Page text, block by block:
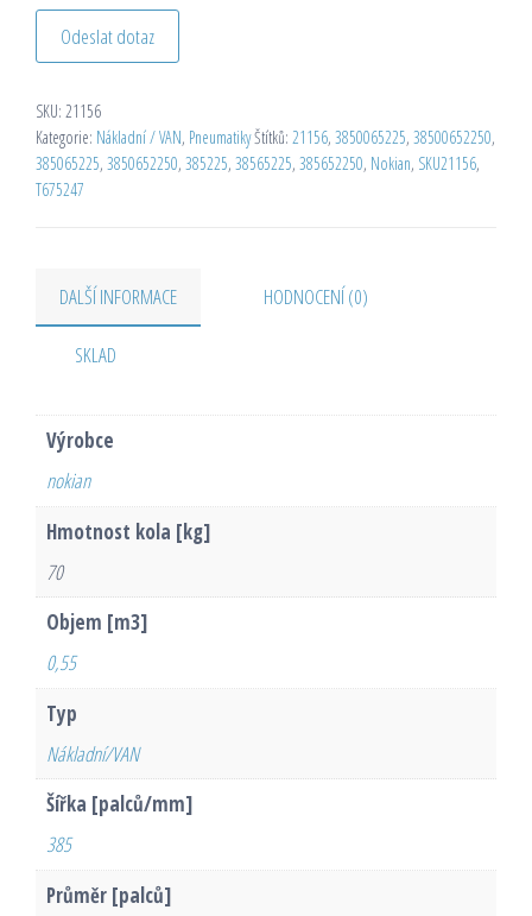
Odeslat dotaz
SKU: 21156
Kategorie: Nákladní / VAN, PneumatikyŠtítků: 21156, 3850065225, 38500652250,
385065225, 3850652250, 385225, 38565225, 385652250, Nokian, SKU21156,
T675247
DALŠÍ INFORMACE HODNOCENÍ (0)
SKLAD
Výrobce
nokian
Hmotnost kola [kg]
70
Objem [m3]
0,55
Typ
Nákladní/VAN
Šířka [palců/mm]
385
Průměr [palců]